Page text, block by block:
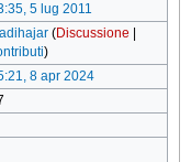
5 lug 2011
(Discussione
)
8 apr 2024